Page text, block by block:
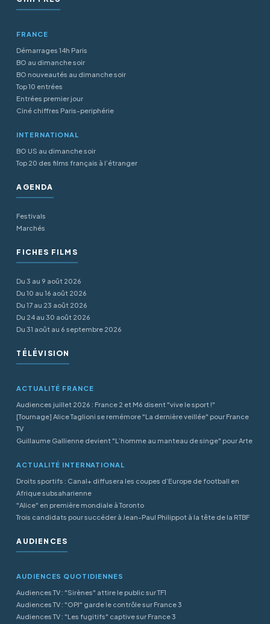
FRANCE
Démarrages 14h Paris
BO au dimanche soir
BO nouveautés au dimanche soir
Top 10 entrées
Entrées premier jour
Ciné chiffres Paris-periphérie
INTERNATIONAL
BO US au dimanche soir
Top 20 des films français à l’étranger
AGENDA
Festivals
Marchés
FICHES FILMS
Du 3 au 9 août 2026
Du 10 au 16 août 2026
Du 17 au 23 août 2026
Du 24 au 30 août 2026
Du 31 août au 6 septembre 2026
TÉLÉVISION
ACTUALITÉ FRANCE
Audiences juillet 2026 : France 2 et M6 disent "vive le sport !"
[Tournage] Alice Taglioni se remémore "La dernière veillée" pour France
TV
Guillaume Gallienne devient "L’homme au manteau de singe" pour Arte
ACTUALITÉ INTERNATIONAL
Droits sportifs : Canal+ diffusera les coupes d’Europe de football en
Afrique subsaharienne
"Alice" en première mondiale à Toronto
Trois candidats pour succéder à Jean-Paul Philippot à la tête de la RTBF
AUDIENCES
AUDIENCES QUOTIDIENNES
Audiences TV : "Sirènes" attire le public sur TF1
Audiences TV : "OPJ" garde le contrôle sur France 3
Audiences TV : "Les fugitifs" captive sur France 3